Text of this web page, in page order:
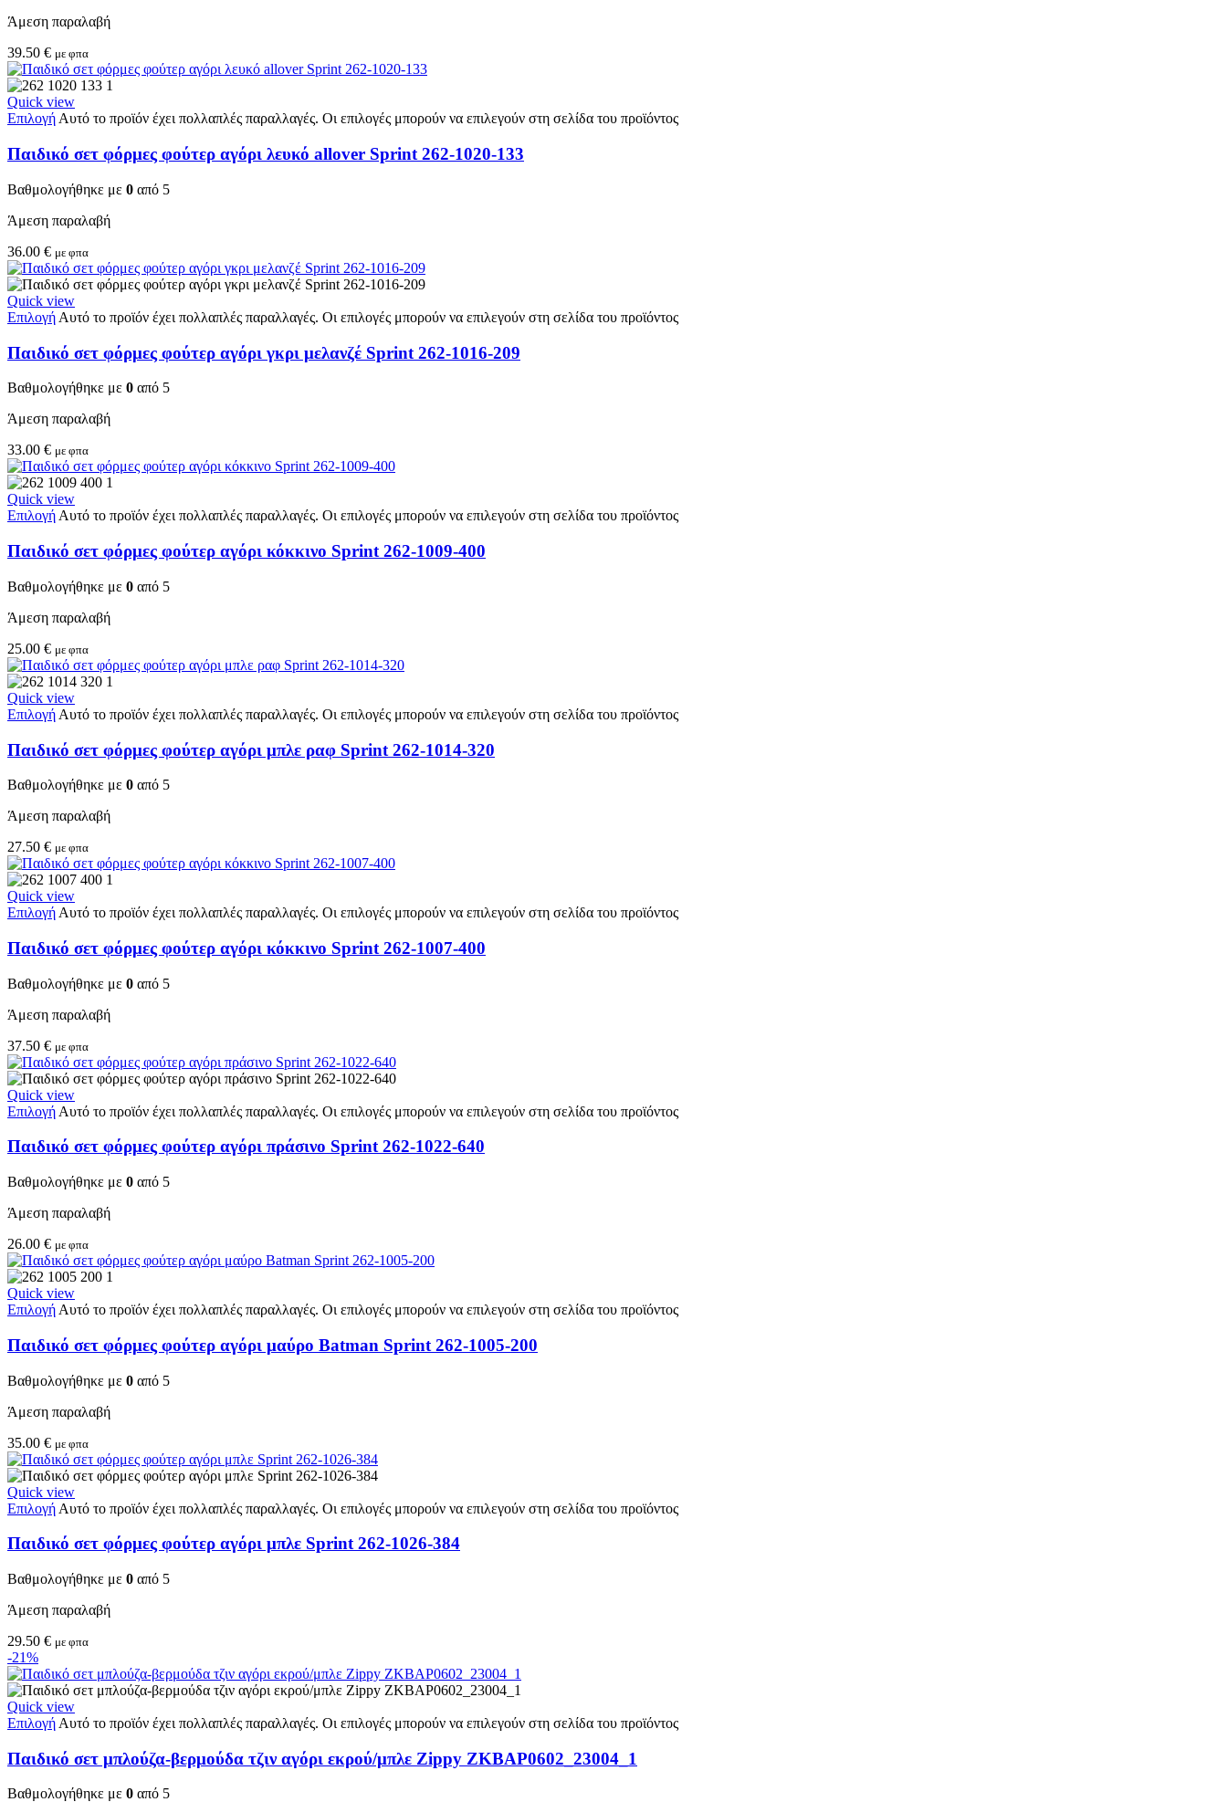
Άμεση παραλαβή
39.50 € με φπα
Quick view
ΕπιλογήΑυτό το προϊόν έχει πολλαπλές παραλλαγές. Οι επιλογές μπορούν να επιλεγούν στη σελίδα του προϊόντος
Παιδικό σετ φόρμες φούτερ αγόρι λευκό allover Sprint 262-1020-133
Βαθμολογήθηκε με 0 από 5
Άμεση παραλαβή
36.00 € με φπα
Quick view
Επιλογή Αυτό το προϊόν έχει πολλαπλές παραλλαγές. Οι επιλογές μπορούν να επιλεγούν στη σελίδα του προϊόντος
Παιδικό σετ φόρμες φούτερ αγόρι γκρι μελανζέ Sprint 262-1016-209
Βαθμολογήθηκε με 0 από 5
Άμεση παραλαβή
33.00 € με φπα
Quick view
Επιλογή Αυτό το προϊόν έχει πολλαπλές παραλλαγές. Οι επιλογές μπορούν να επιλεγούν στη σελίδα του προϊόντος
Παιδικό σετ φόρμες φούτερ αγόρι κόκκινο Sprint 262-1009-400
Βαθμολογήθηκε με 0 από 5
Άμεση παραλαβή
25.00 € με φπα
Quick view
Επιλογή Αυτό το προϊόν έχει πολλαπλές παραλλαγές. Οι επιλογές μπορούν να επιλεγούν στη σελίδα του προϊόντος
Παιδικό σετ φόρμες φούτερ αγόρι μπλε ραφ Sprint 262-1014-320
Βαθμολογήθηκε με 0 από 5
Άμεση παραλαβή
27.50 € με φπα
Quick view
Επιλογή Αυτό το προϊόν έχει πολλαπλές παραλλαγές. Οι επιλογές μπορούν να επιλεγούν στη σελίδα του προϊόντος
Παιδικό σετ φόρμες φούτερ αγόρι κόκκινο Sprint 262-1007-400
Βαθμολογήθηκε με 0 από 5
Άμεση παραλαβή
37.50 € με φπα
Quick view
Επιλογή Αυτό το προϊόν έχει πολλαπλές παραλλαγές. Οι επιλογές μπορούν να επιλεγούν στη σελίδα του προϊόντος
Παιδικό σετ φόρμες φούτερ αγόρι πράσινο Sprint 262-1022-640
Βαθμολογήθηκε με 0 από 5
Άμεση παραλαβή
26.00 € με φπα
Quick view
Επιλογή Αυτό το προϊόν έχει πολλαπλές παραλλαγές. Οι επιλογές μπορούν να επιλεγούν στη σελίδα του προϊόντος
Παιδικό σετ φόρμες φούτερ αγόρι μαύρο Batman Sprint 262-1005-200
Βαθμολογήθηκε με 0 από 5
Άμεση παραλαβή
35.00 € με φπα
Quick view
Επιλογή Αυτό το προϊόν έχει πολλαπλές παραλλαγές. Οι επιλογές μπορούν να επιλεγούν στη σελίδα του προϊόντος
Παιδικό σετ φόρμες φούτερ αγόρι μπλε Sprint 262-1026-384
Βαθμολογήθηκε με 0 από 5
Άμεση παραλαβή
29.50 € με φπα
-21%
Quick view
Επιλογή Αυτό το προϊόν έχει πολλαπλές παραλλαγές. Οι επιλογές μπορούν να επιλεγούν στη σελίδα του προϊόντος
Παιδικό σετ μπλούζα-βερμούδα τζιν αγόρι εκρού/μπλε Zippy ZKBAP0602_23004_1
Βαθμολογήθηκε με 0 από 5